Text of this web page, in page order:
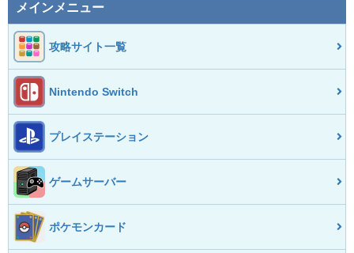
メインメニュー
攻略サイト一覧
Nintendo Switch
プレイステーション
ゲームサーバー
ポケモンカード